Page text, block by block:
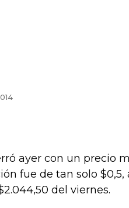
ayer con un precio
fue de tan solo
del viernes.